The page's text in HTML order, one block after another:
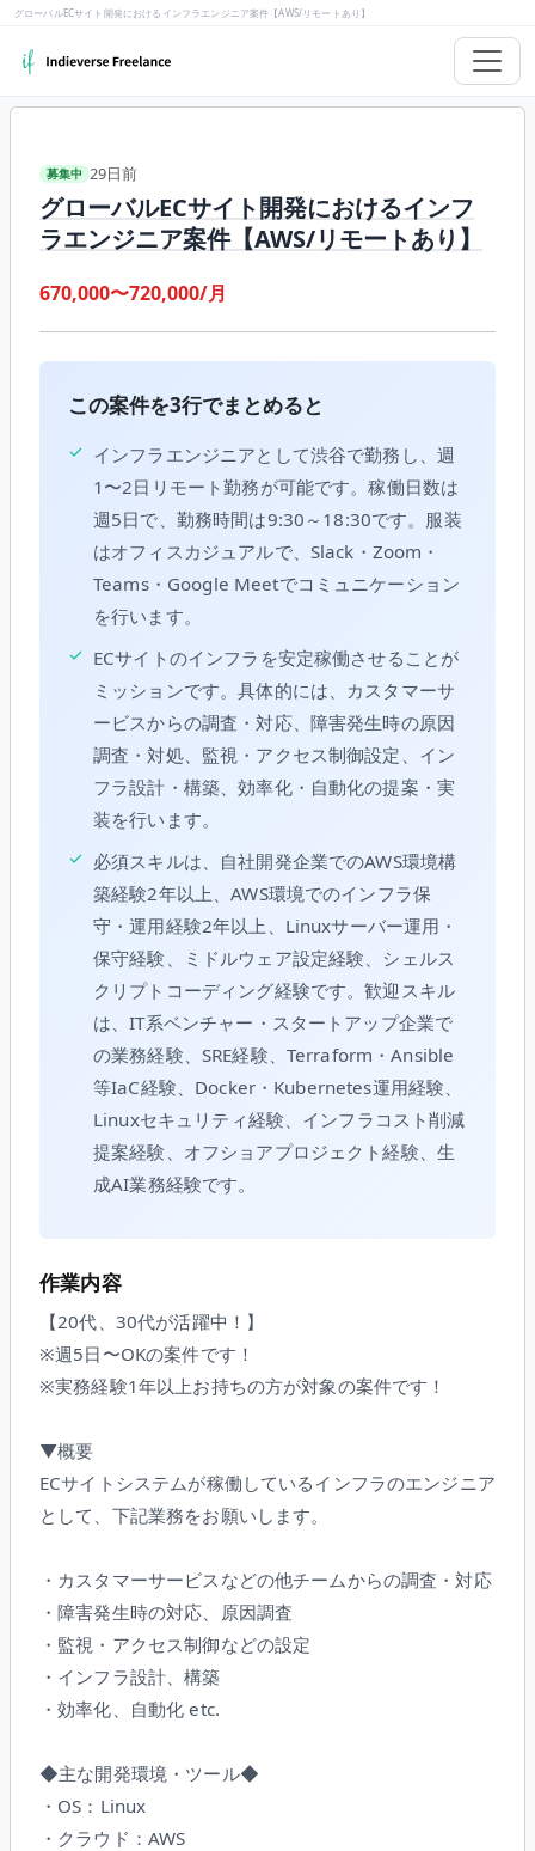
グローバルECサイト開発におけるインフラエンジニア案件【AWS/リモートあり】
募集中 29日前
グローバルECサイト開発におけるインフ
ラエンジニア案件【AWS/リモートあり】
670,000〜720,000/月
この案件を3行でまとめると
✓ インフラエンジニアとして渋谷で勤務し、週
1〜2日リモート勤務が可能です。稼働日数は
週5日で、勤務時間は9:30～18:30です。服装
はオフィスカジュアルで、Slack・Zoom・
Teams・Google Meetでコミュニケーション
を行います。
✓ ECサイトのインフラを安定稼働させることが
ミッションです。具体的には、カスタマーサ
ービスからの調査・対応、障害発生時の原因
調査・対処、監視・アクセス制御設定、イン
フラ設計・構築、効率化・自動化の提案・実
装を行います。
✓ 必須スキルは、自社開発企業でのAWS環境構
築経験2年以上、AWS環境でのインフラ保
守・運用経験2年以上、Linuxサーバー運用・
保守経験、ミドルウェア設定経験、シェルス
クリプトコーディング経験です。歓迎スキル
は、IT系ベンチャー・スタートアップ企業で
の業務経験、SRE経験、Terraform・Ansible
等IaC経験、Docker・Kubernetes運用経験、
Linuxセキュリティ経験、インフラコスト削減
提案経験、オフショアプロジェクト経験、生
成AI業務経験です。
作業内容
【20代、30代が活躍中！】
※週5日〜OKの案件です！
※実務経験1年以上お持ちの方が対象の案件です！
▼概要
ECサイトシステムが稼働しているインフラのエンジニア
として、下記業務をお願いします。
・カスタマーサービスなどの他チームからの調査・対応
・障害発生時の対応、原因調査
・監視・アクセス制御などの設定
・インフラ設計、構築
・効率化、自動化 etc.
◆主な開発環境・ツール◆
・OS：Linux
・クラウド：AWS